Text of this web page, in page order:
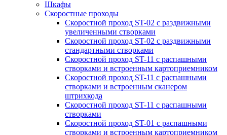
Шкафы
Скоростные проходы
Скоростной проход ST-02 с раздвижными
увеличенными створками
Скоростной проход ST-02 с раздвижными
стандартными створками
Скоростной проход ST-11 с распашными
створками и встроенным картоприемником
Скоростной проход ST-11 с распашными
створками и встроенным сканером
штрихкода
Скоростной проход ST-11 с распашными
створками
Скоростной проход ST-01 с распашными
створками и встроенным картоприемником